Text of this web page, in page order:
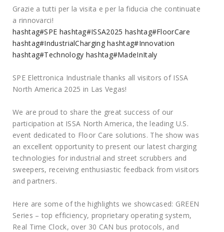
Grazie a tutti per la visita e per la fiducia che continuate
a rinnovarci!
hashtag#SPE hashtag#ISSA2025 hashtag#FloorCare
hashtag#IndustrialCharging hashtag#Innovation
hashtag#Technology hashtag#MadeInItaly
SPE Elettronica Industriale thanks all visitors of ISSA
North America 2025 in Las Vegas!
We are proud to share the great success of our
participation at ISSA North America, the leading U.S.
event dedicated to Floor Care solutions. The show was
an excellent opportunity to present our latest charging
technologies for industrial and street scrubbers and
sweepers, receiving enthusiastic feedback from visitors
and partners.
Here are some of the highlights we showcased: GREEN
Series – top efficiency, proprietary operating system,
Real Time Clock, over 30 CAN bus protocols, and